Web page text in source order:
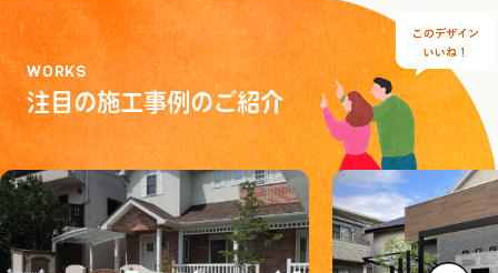
WORKS
注目の施工事例のご紹介